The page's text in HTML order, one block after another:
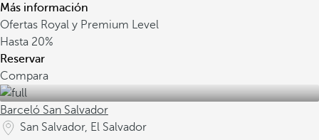
Más información
Ofertas Royal y Premium Level
Hasta 20%
Reservar
Compara
Barceló San Salvador
San Salvador, El Salvador